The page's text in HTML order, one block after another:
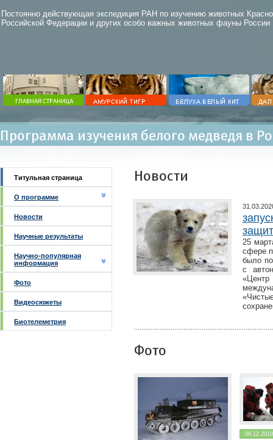
Постоянно действующая экспедиция РАН по изучению животных
Российской Федерации и других особо важных животных фауны России
Программа изучения белого медведя в
Титульная страница
О программе
Новости
Научные результаты
Научно-популярная
информация
Фото
Видеосюжеты
Биотелеметрия
Новости
25
сфере
было
с
Фото
09.12.2010